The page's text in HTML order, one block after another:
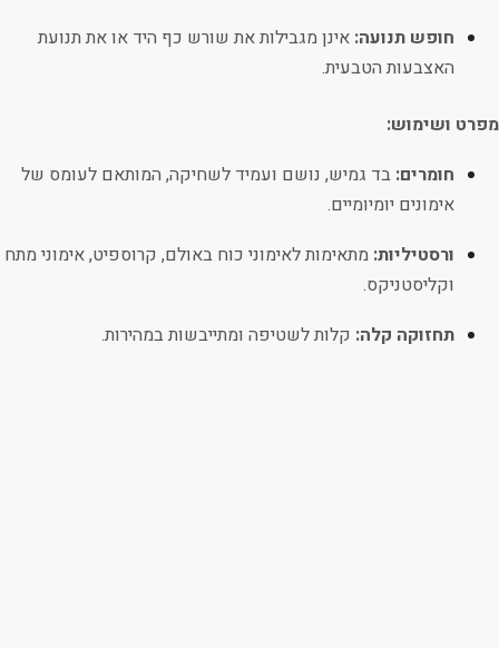
חופש תנועה: אינן מגבילות את שורש כף היד או את תנועת
האצבעות הטבעית.
מפרט ושימוש:
חומרים: בד גמיש, נושם ועמיד לשחיקה, המותאם לעומס של
אימונים יומיומיים.
ורסטיליות: מתאימות לאימוני כוח באולם, קרוספיט, אימוני מתח
וקליסטניקס.
תחזוקה קלה: קלות לשטיפה ומתייבשות במהירות.